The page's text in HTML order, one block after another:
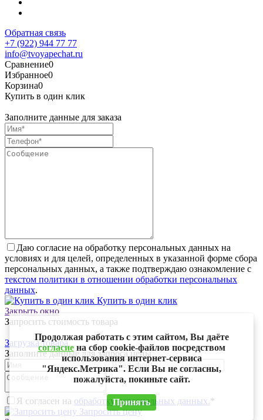
Обратная связь
+7 (922) 944 77 77
info@tvoyapechat.ru
Сравнение0
Избранное0
Корзина0
Купить в один клик
Заполните данные для заказа
Даю согласие на обработку персональных данных на
условиях и для целей, определенных в указанной форме сбора
персональных данных, а также подтверждаю ознакомление с
текстом политики в отношении обработки персональных
данных.
Купить в один клик
Закрыть окно
Запросить стоимость товара
Загрузка товара
Заполните данные для запроса цены
Я согласен на обработку персональных данных.*
Запросить цену
Продолжая работать с этим сайтом, Вы даёте
согласиена сбор cookie-файлов посредством
использования интернет-сервиса
"Яндекс.Метрика". Если Вы не согласны,
пожалуйста, покиньте сайт.
Принять